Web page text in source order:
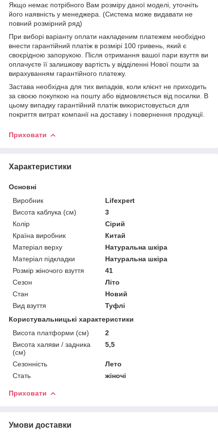
Якщо немає потрібного Вам розміру даної моделі, уточніть
його наявність у менеджера. (Система може видавати не
повний розмірний ряд)
При виборі варіанту оплати накладеним платежем необхідно
внести гарантійний платіж в розмірі 100 гривень, який є
своєрідною запорукою. Після отримання вашої пари взуття ви
оплачуєте її залишкову вартість у відділенні Нової пошти за
вирахуванням гарантійного платежу.
Застава необхідна для тих випадків, коли клієнт не приходить
за своєю покупкою на пошту або відмовляється від посилки. В
цьому випадку гарантійний платіж використовується для
покриття витрат компанії на доставку і повернення продукції.
Приховати
Характеристики
Основні
Виробник
Lifexpert
Висота каблука (см)
3
Колір
Сірий
Країна виробник
Китай
Матеріал верху
Натуральна шкіра
Матеріал підкладки
Натуральна шкіра
Розмір жіночого взуття
41
Сезон
Літо
Стан
Новий
Вид взуття
Туфлі
Користувальницькі характеристики
Висота платформи (см)
2
Висота халяви / задника
(см)
5,5
Сезонність
Лето
Стать
жіночі
Приховати
Умови доставки